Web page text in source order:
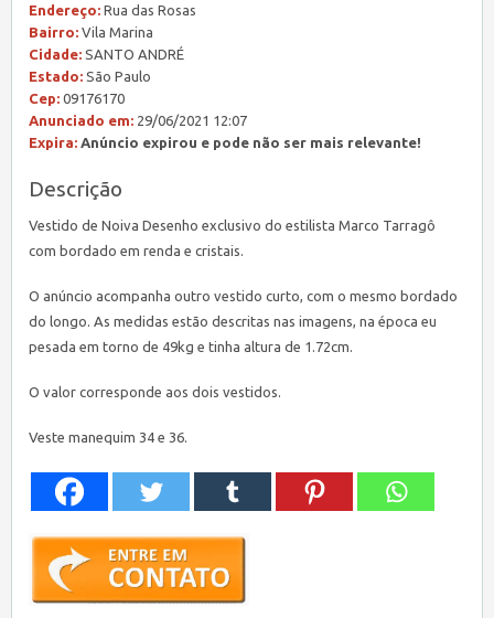
Endereço: Rua das Rosas
Bairro: Vila Marina
Cidade: SANTO ANDRÉ
Estado: São Paulo
Cep: 09176170
Anunciado em: 29/06/2021 12:07
Expira: Anúncio expirou e pode não ser mais relevante!
Descrição
Vestido de Noiva Desenho exclusivo do estilista Marco Tarragô
com bordado em renda e cristais.
O anúncio acompanha outro vestido curto, com o mesmo bordado
do longo. As medidas estão descritas nas imagens, na época eu
pesada em torno de 49kg e tinha altura de 1.72cm.
O valor corresponde aos dois vestidos.
Veste manequim 34 e 36.